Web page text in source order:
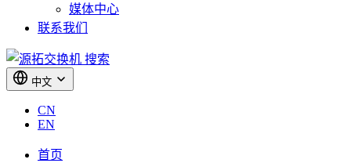
媒体中心
联系我们
搜索
中文
CN
EN
首页